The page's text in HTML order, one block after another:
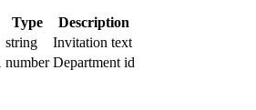
Type
Description
string
Invitation text
number Department id